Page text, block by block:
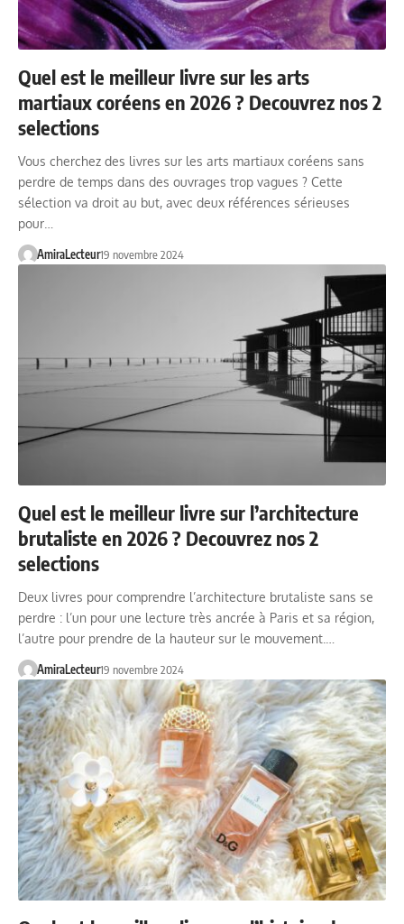
Quel est le meilleur livre sur les arts
martiaux coréens en 2026 ? Decouvrez nos 2
selections
Vous cherchez des livres sur les arts martiaux coréens sans
perdre de temps dans des ouvrages trop vagues ? Cette
sélection va droit au but, avec deux références sérieuses
pour…
AmiraLecteur19 novembre 2024
Quel est le meilleur livre sur l’architecture
brutaliste en 2026 ? Decouvrez nos 2
selections
Deux livres pour comprendre l’architecture brutaliste sans se
perdre : l’un pour une lecture très ancrée à Paris et sa région,
l’autre pour prendre de la hauteur sur le mouvement.…
AmiraLecteur19 novembre 2024